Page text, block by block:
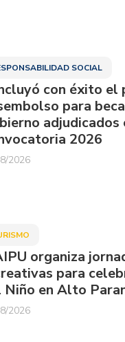
SOCIAL
con éxito el
para
adjudicados
2026
2026
organiza
para
Niño en Alto
2026